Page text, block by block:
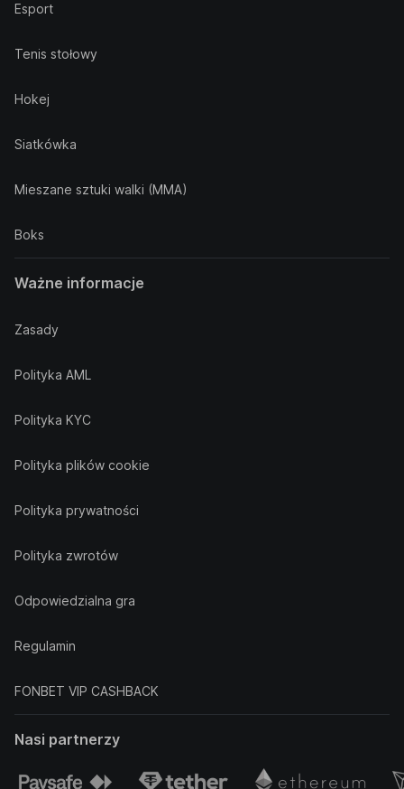
Esport
Tenis stołowy
Hokej
Siatkówka
Mieszane sztuki walki (MMA)
Boks
Ważne informacje
Zasady
Polityka AML
Polityka KYC
Polityka plików cookie
Polityka prywatności
Polityka zwrotów
Odpowiedzialna gra
Regulamin
FONBET VIP CASHBACK
Nasi partnerzy